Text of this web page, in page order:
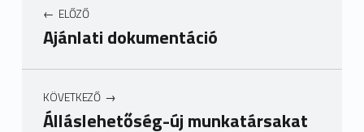
ELŐZŐ
Ajánlati dokumentáció
KÖVETKEZŐ
Álláslehetőség-új munkatársakat